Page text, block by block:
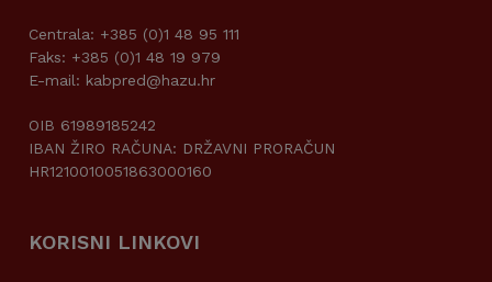
Centrala: +385 (0)1 48 95 111
Faks: +385 (0)1 48 19 979
E-mail: kabpred@hazu.hr
OIB 61989185242
IBAN ŽIRO RAČUNA: DRŽAVNI PRORAČUN
HR1210010051863000160
KORISNI LINKOVI